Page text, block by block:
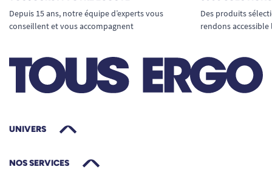
Depuis 15 ans, notre équipe d’experts vous
conseillent et vous accompagnent
Des produits
rendons
UNIVERS
NOS SERVICES